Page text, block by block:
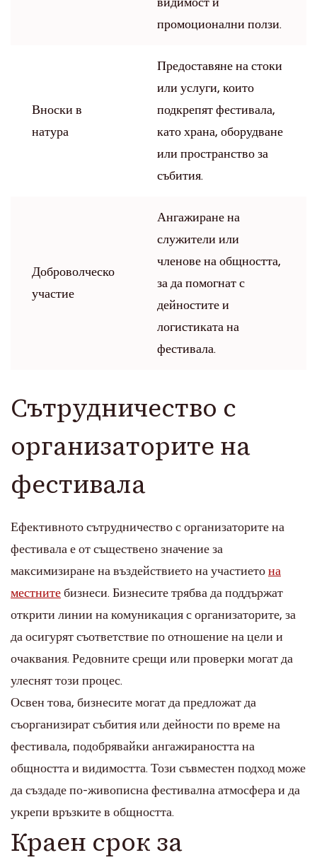
видимост и
промоционални ползи.
Вноски в
натура
Предоставяне на стоки
или услуги, които
подкрепят фестивала,
като храна, оборудване
или пространство за
събития.
Доброволческо
участие
Ангажиране на
служители или
членове на общността,
за да помогнат с
дейностите и
логистиката на
фестивала.
Сътрудничество с
организаторите на
фестивала
Ефективното сътрудничество с организаторите на
фестивала е от съществено значение за
максимизиране на въздействието на участието на
местните бизнеси. Бизнесите трябва да поддържат
открити линии на комуникация с организаторите, за
да осигурят съответствие по отношение на цели и
очаквания. Редовните срещи или проверки могат да
улеснят този процес.
Освен това, бизнесите могат да предложат да
съорганизират събития или дейности по време на
фестивала, подобрявайки ангажираността на
общността и видимостта. Този съвместен подход може
да създаде по-живописна фестивална атмосфера и да
укрепи връзките в общността.
Краен срок за